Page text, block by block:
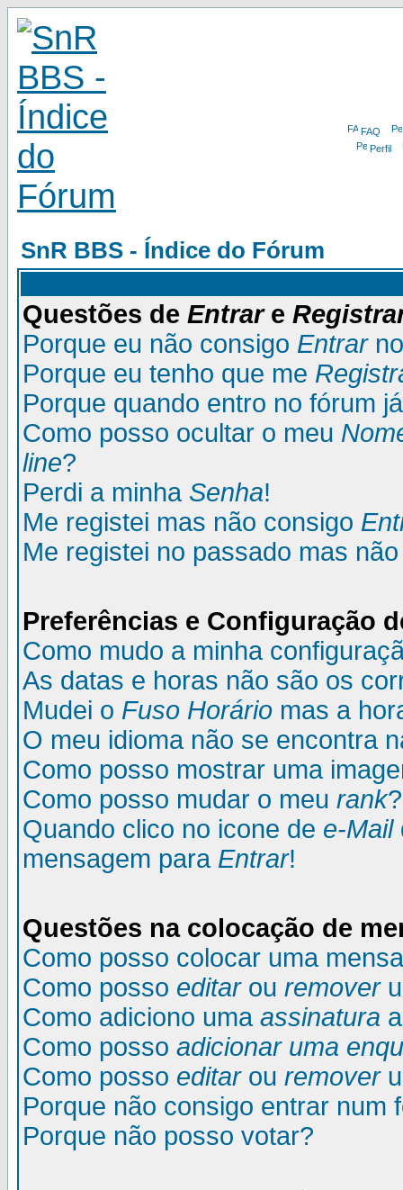
FAQ
Perfil
SnR BBS - Índice do Fórum
Questões de Entrare
Porque eu não consigo Entrar
Porque eu tenho que me
Porque quando entro no fórum
Como posso ocultar o meu
line?
Perdi a minha Senha!
Me registei mas não consigo
Me registei no passado mas
Preferências e Configuração
Como mudo a minha
As datas e horas não são os
Mudei o Fuso Horário mas a
O meu idioma não se encontra
Como posso mostrar uma
Como posso mudar o meu rank?
Quando clico no icone de e-Mail
mensagem para Entrar!
Questões na colocação de
Como posso colocar uma
Como posso editarou remover
Como adiciono uma assinatura
Como posso adicionar uma
Como posso editarou remover
Porque não consigo entrar num
Porque não posso votar?